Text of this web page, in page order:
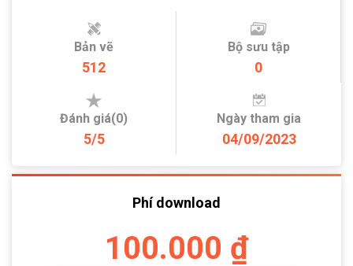
Bản vẽ
512
Bộ sưu tập
0
Đánh giá(0)
5/5
Ngày tham gia
04/09/2023
Phí download
100.000 ₫